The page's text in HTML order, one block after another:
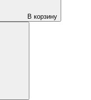
В корзину